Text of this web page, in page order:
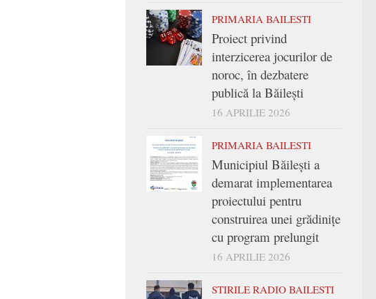
PRIMARIA BAILESTI
Proiect privind
interzicerea jocurilor de
noroc, în dezbatere
publică la Băilești
16 APRILIE 2026
PRIMARIA BAILESTI
Municipiul Băilești a
demarat implementarea
proiectului pentru
construirea unei grădinițe
cu program prelungit
16 APRILIE 2026
STIRILE RADIO BAILESTI